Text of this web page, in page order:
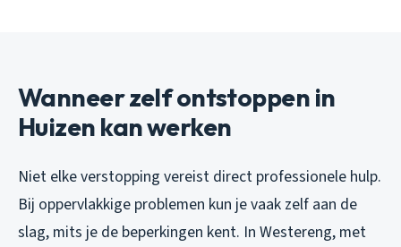
Wanneer zelf ontstoppen in
Huizen kan werken
Niet elke verstopping vereist direct professionele hulp.
Bij oppervlakkige problemen kun je vaak zelf aan de
slag, mits je de beperkingen kent. In Westereng, met